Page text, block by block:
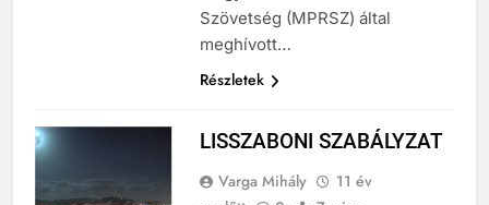
Magyar Public Relations
Szövetség (MPRSZ) által